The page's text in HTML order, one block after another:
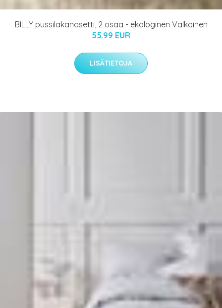
BILLY pussilakanasetti, 2 osaa - ekologinen Valkoinen
55.99 EUR
LISÄTIETOJA